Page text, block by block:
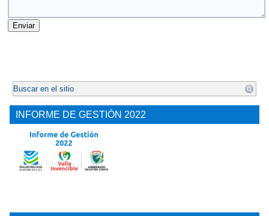
.
INFORME DE GESTIÓN 2022